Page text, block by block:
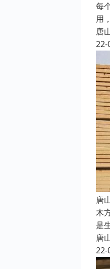
每
用
唐
22-
唐
木
是
唐
22-